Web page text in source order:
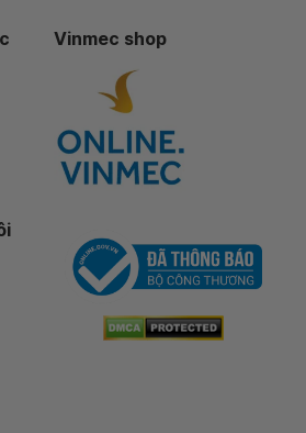
Vinmec shop